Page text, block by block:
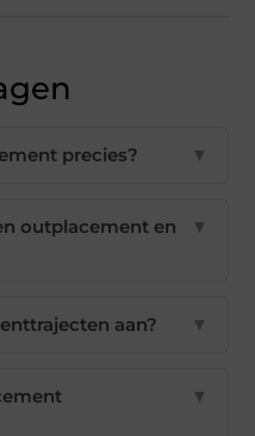
precies? ▼
outplacement en
▼
aan? ▼
▼